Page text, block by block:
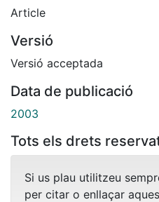
Article
Versió
Versió acceptada
Data de publicació
2003
Tots els drets
Si us plau utilitzeu
per citar o enllaçar